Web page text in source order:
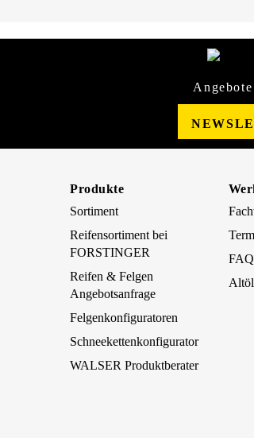
Produkte
Sortiment
Reifensortiment bei
FORSTINGER
Reifen & Felgen
Angebotsanfrage
Felgenkonfiguratoren
Schneekettenkonfigurator
WALSER Produktberater